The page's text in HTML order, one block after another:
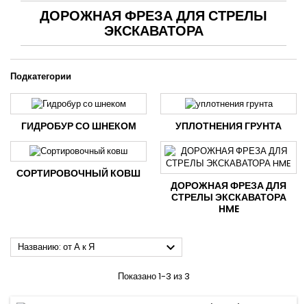
ДОРОЖНАЯ ФРЕЗА ДЛЯ СТРЕЛЫ
ЭКСКАВАТОРА
Подкатегории
ГИДРОБУР СО ШНЕКОМ УПЛОТНЕНИЯ ГРУНТА
СОРТИРОВОЧНЫЙ КОВШ
ДОРОЖНАЯ ФРЕЗА ДЛЯ
СТРЕЛЫ ЭКСКАВАТОРА
HME
Названию: от А к Я 
Показано 1-3 из 3